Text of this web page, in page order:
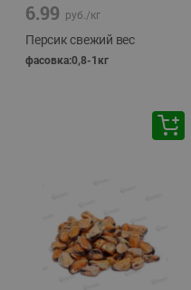
6.99 руб./кг
Персик свежий вес
фасовка:0,8-1кг